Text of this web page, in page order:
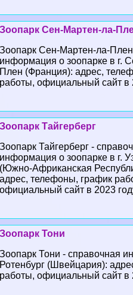
Зоопарк Сен-Мартен-ла-
Зоопарк Сен-Мартен-ла-
информация о зоопарке в г.
Плен (Франция): адрес,
работы, официальный сайт в
Зоопарк Тайгерберг
Зоопарк Тайгерберг -
информация о зоопарке в г.
(Южно-Африканская
адрес, телефоны, график
официальный сайт в 2023
Зоопарк Тони
Зоопарк Тони - справочная
Ротенбург (Швейцария):
работы, официальный сайт в